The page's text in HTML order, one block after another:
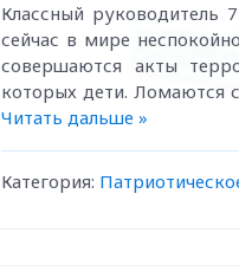
Классный руководитель
сейчас в мире
совершаются акты
которых дети. Ломаются
Читать дальше »
Категория: